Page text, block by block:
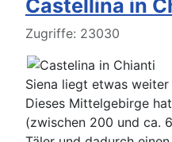
Castellina in
Details
Zugriffe: 23030
Siena liegt etwas
Dieses Mittelgebirge
(zwischen 200 und ca.